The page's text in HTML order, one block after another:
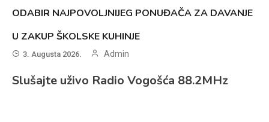
ODABIR NAJPOVOLJNIJEG PONUĐAČA ZA DAVANJE
U ZAKUP ŠKOLSKE KUHINJE
3. Augusta 2026. Admin
Slušajte uživo Radio Vogošća 88.2MHz